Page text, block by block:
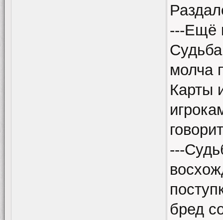
---Ещё
молча
Карты
---
бред